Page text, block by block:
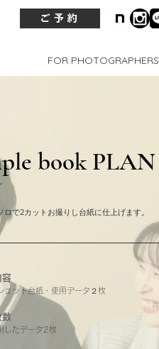
ご予約
FOR PHOTOGRAPHERS
book PLAN
ロで2カットお撮りし台紙に仕上げます。
容
ュット台紙・使用データ２枚
数
したデータ2枚